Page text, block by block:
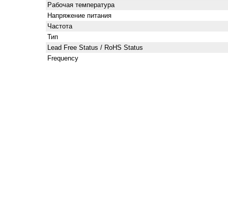
Рабочая температура
Напряжение питания
Частота
Тип
Lead Free Status / RoHS Status
Frequency